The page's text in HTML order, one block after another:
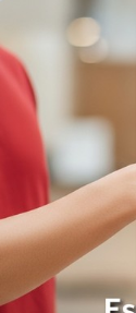
El cráter del
las noches
erupción.
De igual
kilómetro por
metros,
la zona